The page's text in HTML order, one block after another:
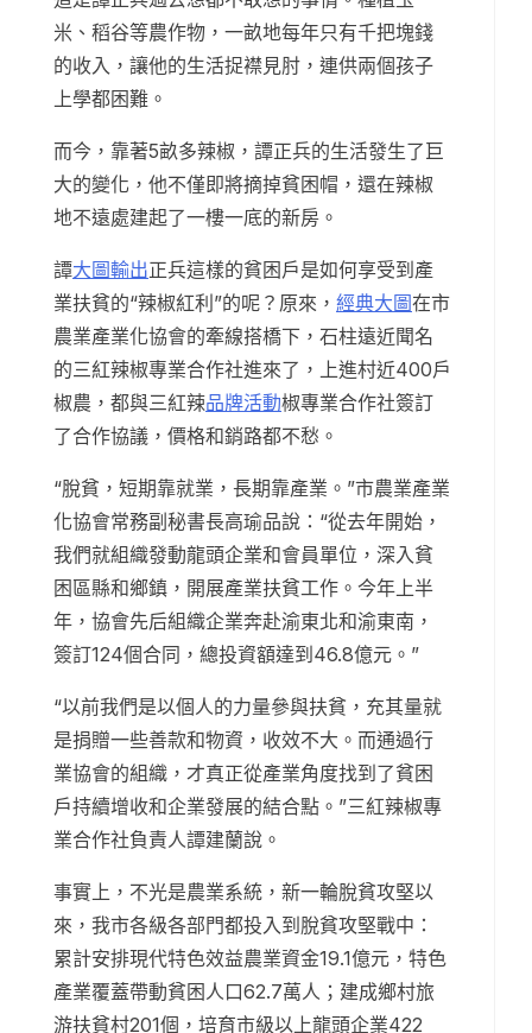
米、稻谷等農作物，一畝地每年只有千把塊錢
的收入，讓他的生活捉襟見肘，連供兩個孩子
上學都困難。
而今，靠著5畝多辣椒，譚正兵的生活發生了巨
大的變化，他不僅即將摘掉貧困帽，還在辣椒
地不遠處建起了一樓一底的新房。
譚大圖輸出正兵這樣的貧困戶是如何享受到產
業扶貧的“辣椒紅利”的呢？原來， 經典大圖在市
農業產業化協會的牽線搭橋下，石柱遠近聞名
的三紅辣椒專業合作社進來了，上進村近400戶
椒農，都與三紅辣品牌活動椒專業合作社簽訂
了合作協議，價格和銷路都不愁。
“脫貧，短期靠就業，長期靠產業。”市農業產業
化協會常務副秘書長高瑜品說：“從去年開始，
我們就組織發動龍頭企業和會員單位，深入貧
困區縣和鄉鎮，開展產業扶貧工作。今年上半
年，協會先后組織企業奔赴渝東北和渝東南，
簽訂124個合同，總投資額達到46.8億元。”
“以前我們是以個人的力量參與扶貧，充其量就
是捐贈一些善款和物資，收效不大。而通過行
業協會的組織，才真正從產業角度找到了貧困
戶持續增收和企業發展的結合點。”三紅辣椒專
業合作社負責人譚建蘭說。
事實上，不光是農業系統，新一輪脫貧攻堅以
來，我市各級各部門都投入到脫貧攻堅戰中：
累計安排現代特色效益農業資金19.1億元，特色
產業覆蓋帶動貧困人口62.7萬人；建成鄉村旅
游扶貧村201個，培育市級以上龍頭企業422